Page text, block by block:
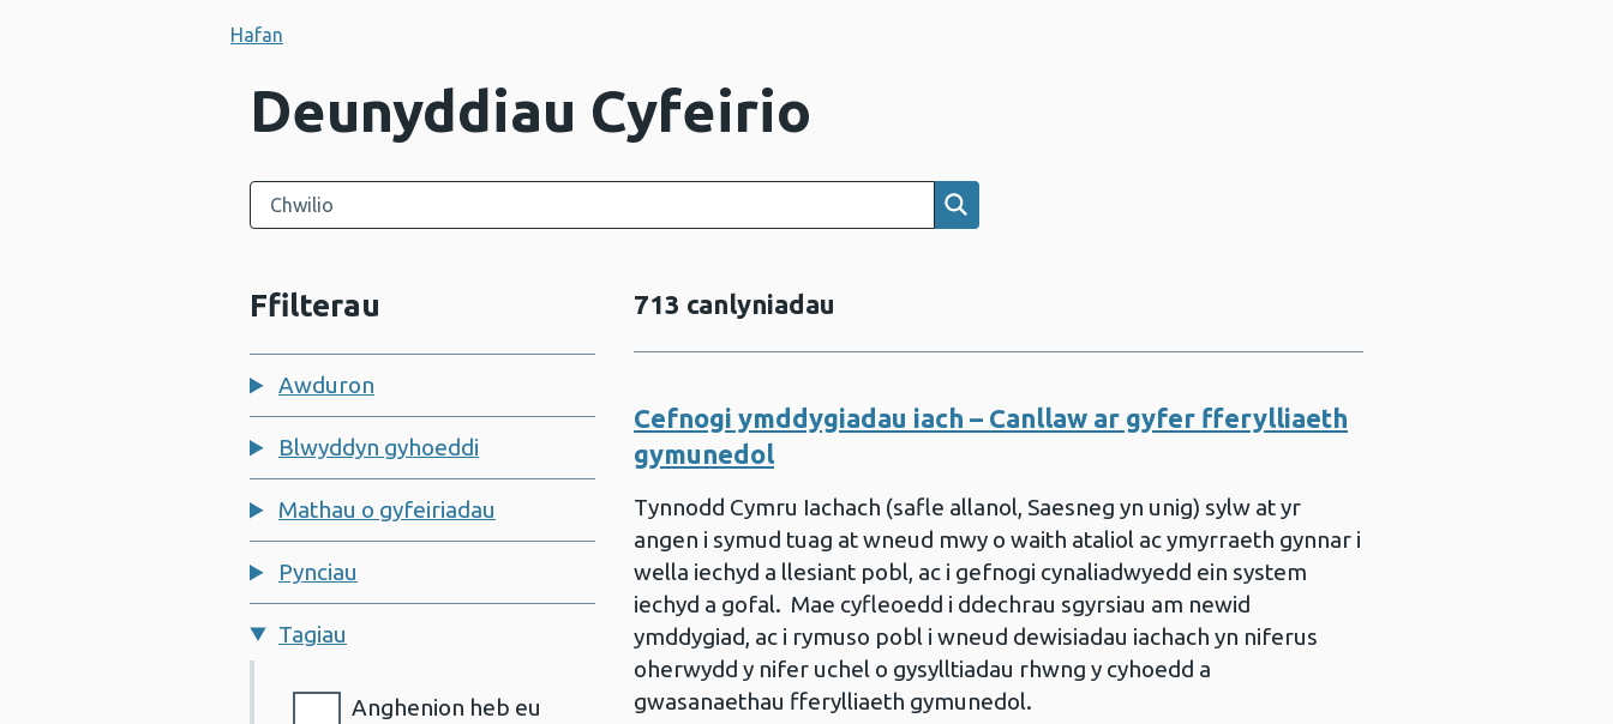
Hafan
Deunyddiau Cyfeirio
Chwilio'r categori hwn
Canlyniadau chwilio
Ffilterau
Awduron
Blwyddyn gyhoeddi
Mathau o gyfeiriadau
Pynciau
Tagiau
TagiauAnghenion heb eu
713 canlyniadau
Cefnogi ymddygiadau​ iach – Canllaw ar gyfer fferylliaeth
gymunedol
Tynnodd Cymru Iachach (safle allanol, Saesneg yn unig) sylw at yr
angen i symud tuag at wneud mwy o waith ataliol ac ymyrraeth gynnar i
wella iechyd a llesiant pobl, ac i gefnogi cynaliadwyedd ein system
iechyd a gofal. ​ Mae cyfleoedd i ddechrau sgyrsiau am newid
ymddygiad, ac i rymuso pobl i wneud dewisiadau iachach​ yn niferus
oherwydd y nifer uchel o gysylltiadau rhwng y cyhoedd a
gwasanaethau fferylliaeth gymunedol.​